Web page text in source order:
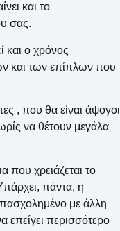
και το
σας.
και ο χρόνος
και των επίπλων που
, που θα είναι άψογοι
να θέτουν μεγάλα
που χρειάζεται το
πάντα, η
με άλλη
επείγει περισσότερο